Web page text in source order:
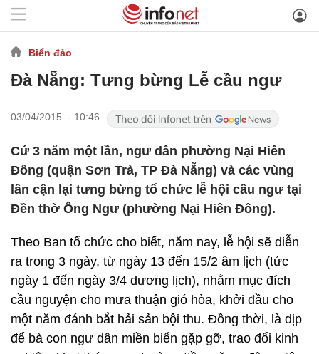
Biển đảo
Đà Nẵng: Tưng bừng Lễ cầu ngư
03/04/2015 - 10:46
Cứ 3 năm một lần, ngư dân phường Nại Hiên
Đông (quận Sơn Trà, TP Đà Nẵng) và các vùng
lân cận lại tưng bừng tổ chức lễ hội cầu ngư tại
Đền thờ Ông Ngư (phường Nại Hiên Đông).
Theo Ban tổ chức cho biết, năm nay, lễ hội sẽ diễn
ra trong 3 ngày, từ ngày 13 đến 15/2 âm lịch (tức
ngày 1 đến ngày 3/4 dương lịch), nhằm mục đích
cầu nguyện cho mưa thuận gió hòa, khởi đầu cho
một năm đánh bắt hải sản bội thu. Đồng thời, là dịp
để bà con ngư dân miền biển gặp gỡ, trao đổi kinh